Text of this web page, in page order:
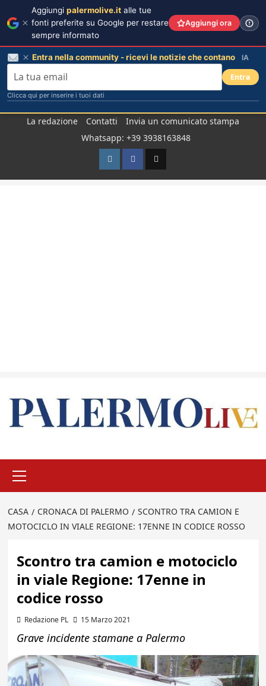
La redazione Contatti
Invia un comunicato stampa
Whatsapp: +39 3938163848
InstagramFacebook
TikTok
principale
CASA CRONACA DI PALERMO
SCONTRO TRA CAMION E
MOTOCICLO IN VIALE REGIONE: 17ENNE IN CODICE ROSSO
Scontro tra camion e motociclo
in viale Regione: 17enne in
codice rosso
Redazione PL 15 Marzo 2021
Grave incidente stamane a Palermo
Aggiungi palermolive.it alle tue
fonti preferite su Google per restare
sempre informato
Aggiungi ora
Entra nella community - ricevi le notizie che contano IA
Entra
Clicca qui per inserire i tuoi dati